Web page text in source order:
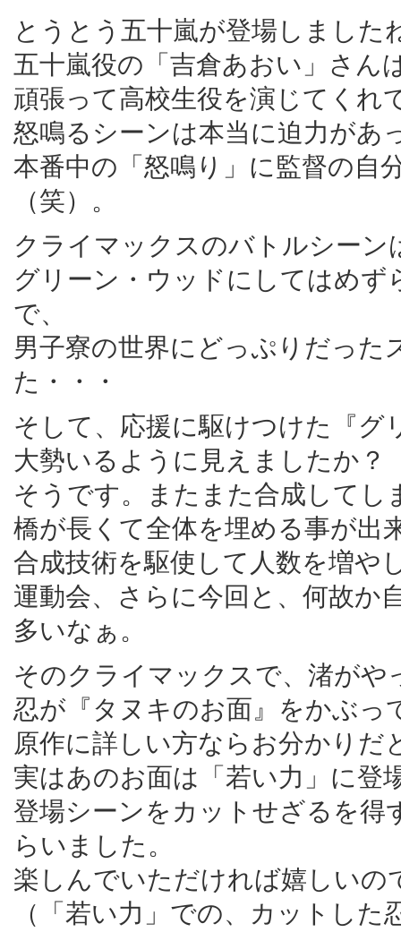
とうとう五十嵐が登場しました
五十嵐役の「吉倉あおい」さん
頑張って高校生役を演じてくれ
怒鳴るシーンは本当に迫力があ
本番中の「怒鳴り」に監督の自
（笑）。
クライマックスのバトルシーン
グリーン・ウッドにしてはめず
で、
男子寮の世界にどっぷりだっ
た・・・
そして、応援に駆けつけた『グ
大勢いるように見えましたか？
そうです。またまた合成してし
橋が長くて全体を埋める事が出
合成技術を駆使して人数を増や
運動会、さらに今回と、何故か
多いなぁ。
そのクライマックスで、渚がや
忍が『タヌキのお面』をかぶ
原作に詳しい方ならお分かりだ
実はあのお面は「若い力」に登
登場シーンをカットせざるを得
らいました。
楽しんでいただければ嬉しいの
（「若い力」での、カットし